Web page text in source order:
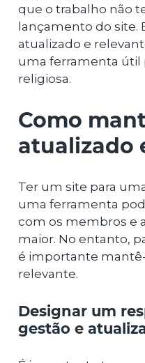
que o trabalho não
lançamento do site.
atualizado e
uma ferramenta útil
religiosa.
Como
atualizado
Ter um site para
uma ferramenta
com os membros e
maior. No entanto,
é importante
relevante.
Designar um
gestão e